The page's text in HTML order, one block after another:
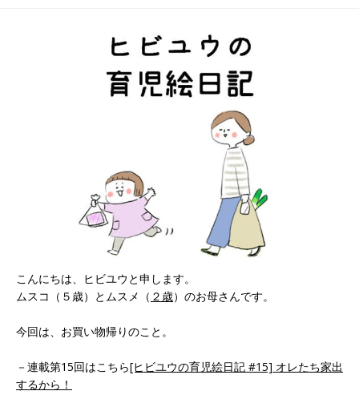
こんにちは、ヒビユウと申します。
ムスコ（５歳）とムスメ（ ２歳）のお母さんです。
今回は、お買い物帰りのこと。
－連載第15回はこちら[ヒビユウの育児絵日記 #15] オレたち家出
するから！